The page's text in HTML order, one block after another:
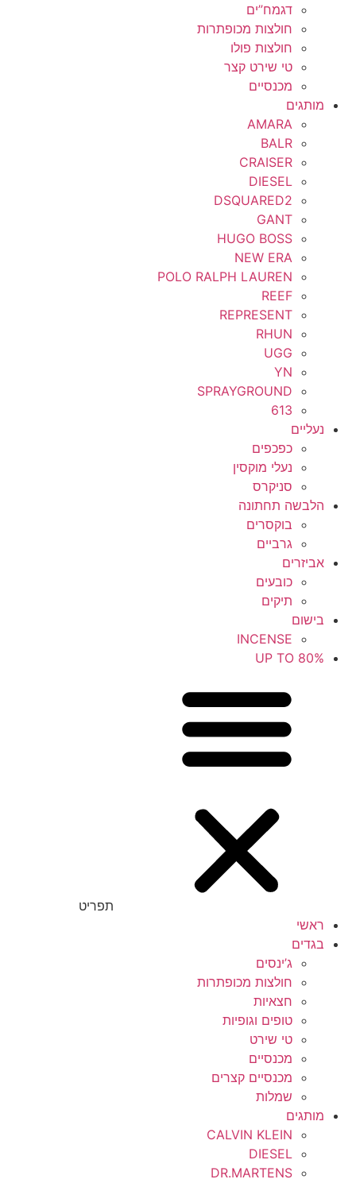
דגמח”ים
חולצות מכופתרות
חולצות פולו
טי שירט קצר
מכנסיים
מותגים
AMARA
BALR
CRAISER
DIESEL
DSQUARED2
GANT
HUGO BOSS
NEW ERA
POLO RALPH LAUREN
REEF
REPRESENT
RHUN
UGG
YN
SPRAYGROUND
613
נעליים
כפכפים
נעלי מוקסין
סניקרס
הלבשה תחתונה
בוקסרים
גרביים
אביזרים
כובעים
תיקים
בישום
INCENSE
UP TO 80%
תפריט
ראשי
בגדים
ג’ינסים
חולצות מכופתרות
חצאיות
טופים וגופיות
טי שירט
מכנסיים
מכנסיים קצרים
שמלות
מותגים
CALVIN KLEIN
DIESEL
DR.MARTENS